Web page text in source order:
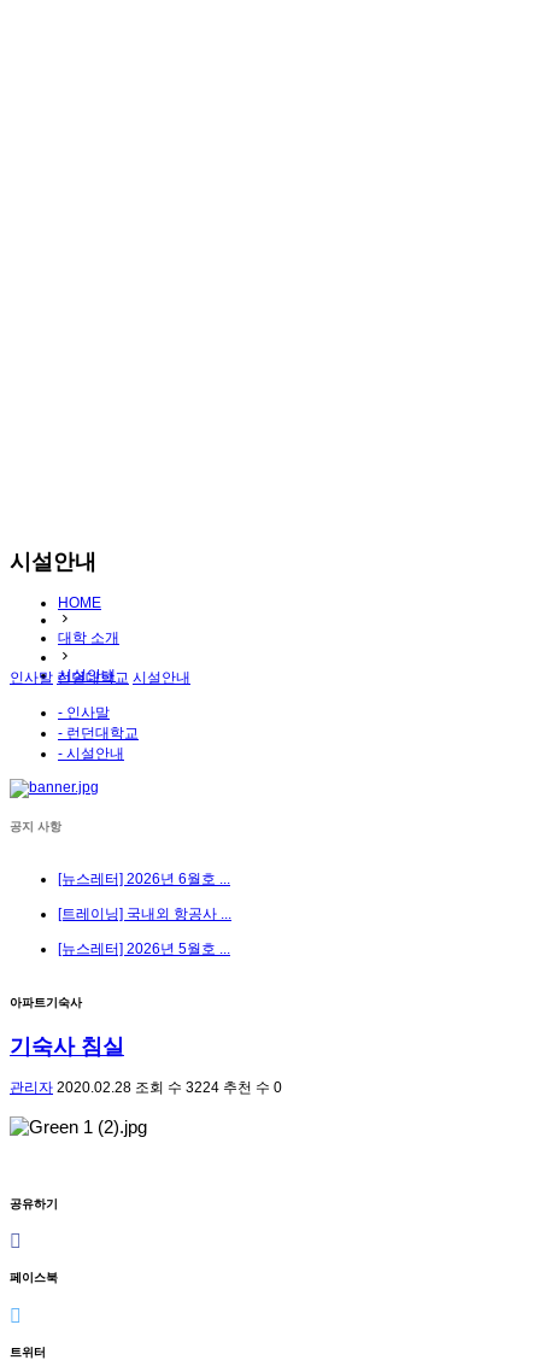
시설안내
HOME
대학 소개
시설안내
인사말 런던대학교 시설안내
- 인사말
- 런던대학교
- 시설안내
공지 사항
[뉴스레터] 2026년 6월호 ...
[트레이닝] 국내외 항공사 ...
[뉴스레터] 2026년 5월호 ...
아파트기숙사
기숙사 침실
관리자 2020.02.28 조회 수 3224 추천 수 0
공유하기
페이스북
트위터